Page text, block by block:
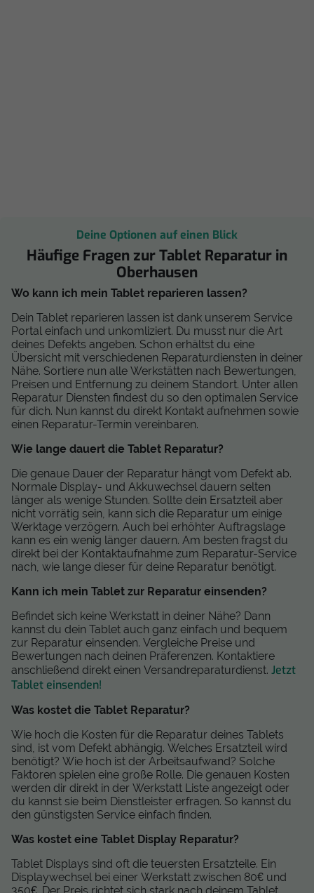
Deine Optionen auf einen Blick
Häufige Fragen zur Tablet Reparatur in
Oberhausen
Wo kann ich mein Tablet reparieren lassen?
Dein Tablet reparieren lassen ist dank unserem Service
Portal einfach und unkomliziert. Du musst nur die Art
deines Defekts angeben. Schon erhältst du eine
Übersicht mit verschiedenen Reparaturdiensten in deiner
Nähe. Sortiere nun alle Werkstätten nach Bewertungen,
Preisen und Entfernung zu deinem Standort. Unter allen
Reparatur Diensten findest du so den optimalen Service
für dich. Nun kannst du direkt Kontakt aufnehmen sowie
einen Reparatur-Termin vereinbaren.
Wie lange dauert die Tablet Reparatur?
Die genaue Dauer der Reparatur hängt vom Defekt ab.
Normale Display- und Akkuwechsel dauern selten
länger als wenige Stunden. Sollte dein Ersatzteil aber
nicht vorrätig sein, kann sich die Reparatur um einige
Werktage verzögern. Auch bei erhöhter Auftragslage
kann es ein wenig länger dauern. Am besten fragst du
direkt bei der Kontaktaufnahme zum Reparatur-Service
nach, wie lange dieser für deine Reparatur benötigt.
Kann ich mein Tablet zur Reparatur einsenden?
Befindet sich keine Werkstatt in deiner Nähe? Dann
kannst du dein Tablet auch ganz einfach und bequem
zur Reparatur einsenden. Vergleiche Preise und
Bewertungen nach deinen Präferenzen. Kontaktiere
anschließend direkt einen Versandreparaturdienst. Jetzt
Tablet einsenden!
Was kostet die Tablet Reparatur?
Wie hoch die Kosten für die Reparatur deines Tablets
sind, ist vom Defekt abhängig. Welches Ersatzteil wird
benötigt? Wie hoch ist der Arbeitsaufwand? Solche
Faktoren spielen eine große Rolle. Die genauen Kosten
werden dir direkt in der Werkstatt Liste angezeigt oder
du kannst sie beim Dienstleister erfragen. So kannst du
den günstigsten Service einfach finden.
Was kostet eine Tablet Display Reparatur?
Tablet Displays sind oft die teuersten Ersatzteile. Ein
Displaywechsel bei einer Werkstatt zwischen 80€ und